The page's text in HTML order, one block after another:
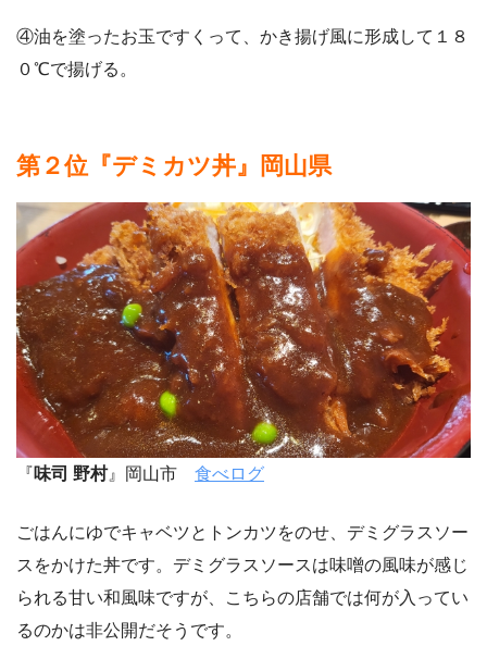
④油を塗ったお玉ですくって、かき揚げ風に形成して１８
０℃で揚げる。
第２位『デミカツ丼』岡山県
『味司 野村』岡山市 食べログ
ごはんにゆでキャベツとトンカツをのせ、デミグラスソー
スをかけた丼です。デミグラスソースは味噌の風味が感じ
られる甘い和風味ですが、こちらの店舗では何が入ってい
るのかは非公開だそうです。